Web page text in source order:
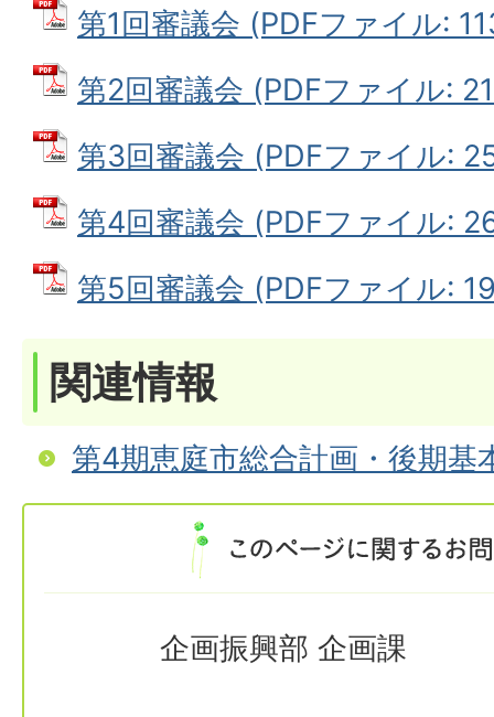
第1回審議会 (PDFファイル:
第2回審議会 (PDFファイル:
第3回審議会 (PDFファイル:
第4回審議会 (PDFファイル:
第5回審議会 (PDFファイル:
関連情報
第4期恵庭市総合計画・後期基
企画振興部 企画課